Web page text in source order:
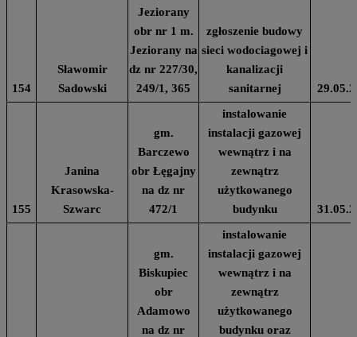
154
Sławomir
Sadowski
Jeziorany
obr nr 1 m.
Jeziorany na
dz nr 227/30,
249/1, 365
zgłoszenie budowy
sieci wodociagowej i
kanalizacji
sanitarnej
155
Janina
Krasowska-
Szwarc
gm.
Barczewo
obr Łęgajny
na dz nr
472/1
instalowanie
instalacji gazowej
wewnątrz i na
zewnątrz
użytkowanego
budynku
gm.
Biskupiec
obr
Adamowo
na dz nr
instalowanie
instalacji gazowej
wewnątrz i na
zewnątrz
użytkowanego
budynku oraz